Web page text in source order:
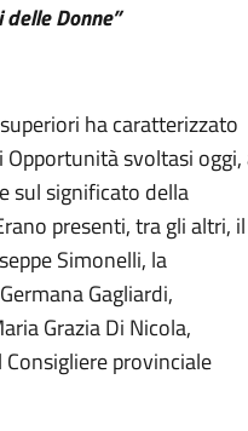
Donne”
ha caratterizzato
svoltasi oggi,
sul significato della
presenti, tra gli altri, il
Simonelli, la
Gagliardi,
Grazia Di Nicola,
provinciale